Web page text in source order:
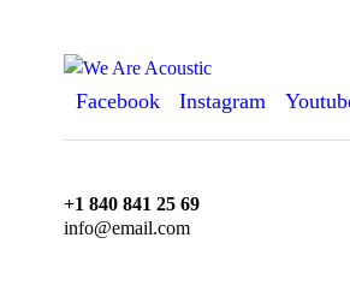
Facebook Instagram
+1 840 841 25 69
info@email.com